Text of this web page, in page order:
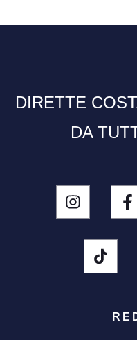
DIRETTE
DA